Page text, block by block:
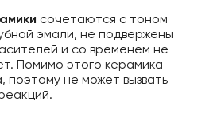
сочетаются с тоном
эмали, не подвержены
и со временем не
Помимо этого керамика
поэтому не может вызвать